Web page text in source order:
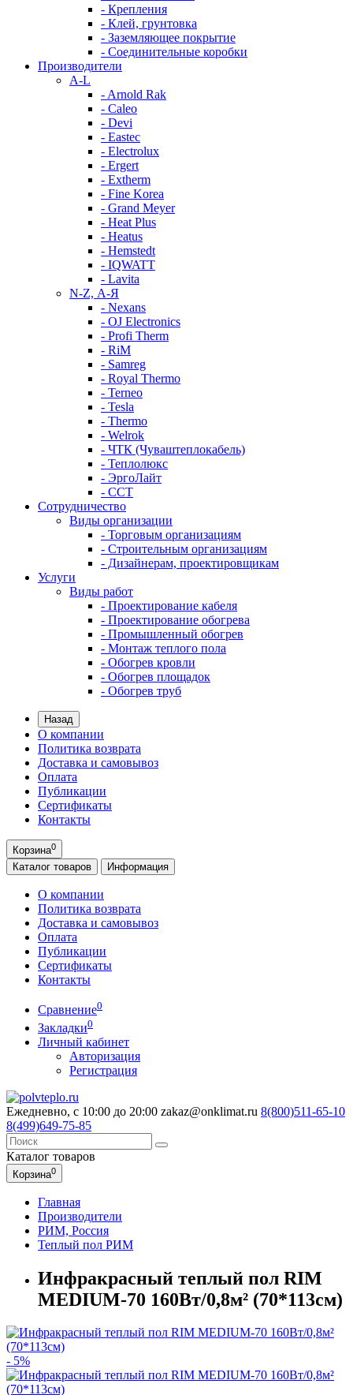
- Крепления
- Клей, грунтовка
- Заземляющее покрытие
- Соединительные коробки
Производители
A-L
- Arnold Rak
- Caleo
- Devi
- Eastec
- Electrolux
- Ergert
- Extherm
- Fine Korea
- Grand Meyer
- Heat Plus
- Heatus
- Hemstedt
- IQWATT
- Lavita
N-Z, А-Я
- Nexans
- OJ Electronics
- Profi Therm
- RiM
- Samreg
- Royal Thermo
- Terneo
- Tesla
- Thermo
- Welrok
- ЧТК (Чуваштеплокабель)
- Теплолюкс
- ЭргоЛайт
- ССТ
Сотрудничество
Виды организации
- Торговым организациям
- Строительным организациям
- Дизайнерам, проектировщикам
Услуги
Виды работ
- Проектирование кабеля
- Проектирование обогрева
- Промышленный обогрев
- Монтаж теплого пола
- Обогрев кровли
- Обогрев площадок
- Обогрев труб
Назад
О компании
Политика возврата
Доставка и самовывоз
Оплата
Публикации
Сертификаты
Контакты
Корзина0
Каталог товаров Информация
О компании
Политика возврата
Доставка и самовывоз
Оплата
Публикации
Сертификаты
Контакты
Сравнение0
Закладки0
Личный кабинет
Авторизация
Регистрация
Ежедневно, с 10:00 до 20:00 zakaz@onklimat.ru 8(800)511-65-10
8(499)649-75-85
Каталог товаров
Корзина0
Главная
Производители
РИМ, Россия
Теплый пол РИМ
Инфракрасный теплый пол RIM
MEDIUM-70 160Вт/0,8м² (70*113см)
- 5%